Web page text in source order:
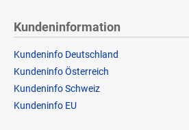
Kundeninformation
Kundeninfo Deutschland
Kundeninfo Österreich
Kundeninfo Schweiz
Kundeninfo EU